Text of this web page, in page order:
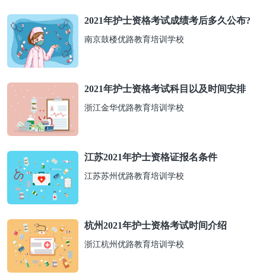
2021年护士资格考试成绩考后多久公布?
南京鼓楼优路教育培训学校
2021年护士资格考试科目以及时间安排
浙江金华优路教育培训学校
江苏2021年护士资格证报名条件
江苏苏州优路教育培训学校
杭州2021年护士资格考试时间介绍
浙江杭州优路教育培训学校